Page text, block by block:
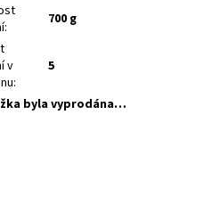
:
700 g
v
:
5
byla vyprodána…